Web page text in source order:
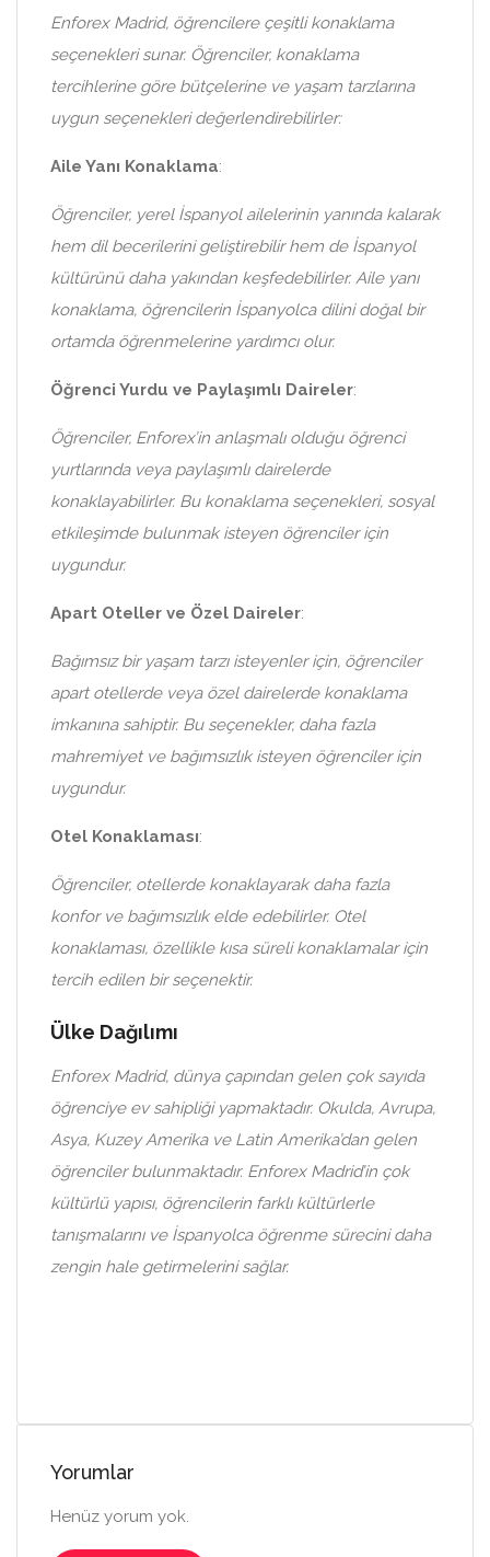
Enforex Madrid, öğrencilere çeşitli konaklama
seçenekleri sunar. Öğrenciler, konaklama
tercihlerine göre bütçelerine ve yaşam tarzlarına
uygun seçenekleri değerlendirebilirler:
Aile Yanı Konaklama:
Öğrenciler, yerel İspanyol ailelerinin yanında kalarak
hem dil becerilerini geliştirebilir hem de İspanyol
kültürünü daha yakından keşfedebilirler. Aile yanı
konaklama, öğrencilerin İspanyolca dilini doğal bir
ortamda öğrenmelerine yardımcı olur.
Öğrenci Yurdu ve Paylaşımlı Daireler:
Öğrenciler, Enforex’in anlaşmalı olduğu öğrenci
yurtlarında veya paylaşımlı dairelerde
konaklayabilirler. Bu konaklama seçenekleri, sosyal
etkileşimde bulunmak isteyen öğrenciler için
uygundur.
Apart Oteller ve Özel Daireler:
Bağımsız bir yaşam tarzı isteyenler için, öğrenciler
apart otellerde veya özel dairelerde konaklama
imkanına sahiptir. Bu seçenekler, daha fazla
mahremiyet ve bağımsızlık isteyen öğrenciler için
uygundur.
Otel Konaklaması:
Öğrenciler, otellerde konaklayarak daha fazla
konfor ve bağımsızlık elde edebilirler. Otel
konaklaması, özellikle kısa süreli konaklamalar için
tercih edilen bir seçenektir.
Ülke Dağılımı
Enforex Madrid, dünya çapından gelen çok sayıda
öğrenciye ev sahipliği yapmaktadır. Okulda, Avrupa,
Asya, Kuzey Amerika ve Latin Amerika’dan gelen
öğrenciler bulunmaktadır. Enforex Madrid’in çok
kültürlü yapısı, öğrencilerin farklı kültürlerle
tanışmalarını ve İspanyolca öğrenme sürecini daha
zengin hale getirmelerini sağlar.
Yorumlar
Henüz yorum yok.